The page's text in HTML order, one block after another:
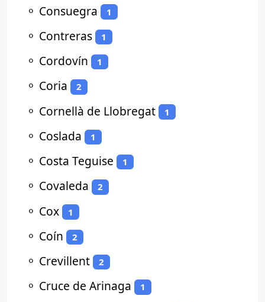
⚬ Consuegra 1
⚬ Contreras 1
⚬ Cordovín 1
⚬ Coria 2
⚬ Cornellà de Llobregat 1
⚬ Coslada 1
⚬ Costa Teguise 1
⚬ Covaleda 2
⚬ Cox 1
⚬ Coín 2
⚬ Crevillent 2
⚬ Cruce de Arinaga 1